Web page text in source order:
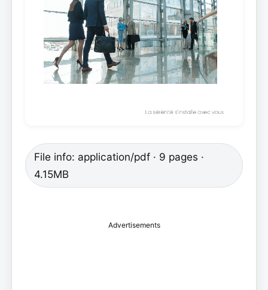
File info: application/pdf · 9 pages ·
4.15MB
Advertisements